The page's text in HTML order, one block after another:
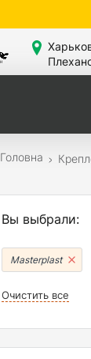
Сайт
Головна
Вы выбрали:
Masterplast
Очистить все